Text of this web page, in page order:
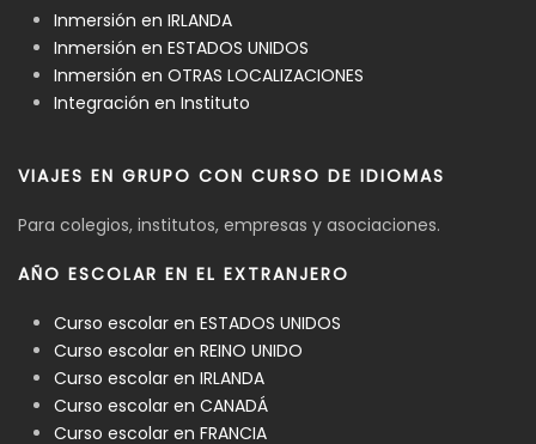
Inmersión en IRLANDA
Inmersión en ESTADOS UNIDOS
Inmersión en OTRAS LOCALIZACIONES
Integración en Instituto
VIAJES EN GRUPO CON CURSO DE IDIOMAS
Para colegios, institutos, empresas y asociaciones.
AÑO ESCOLAR EN EL EXTRANJERO
Curso escolar en ESTADOS UNIDOS
Curso escolar en REINO UNIDO
Curso escolar en IRLANDA
Curso escolar en CANADÁ
Curso escolar en FRANCIA